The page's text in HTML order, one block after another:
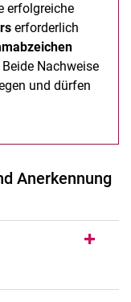
erfolgreiche
erforderlich
Nachweise
und dürfen
Anerkennung